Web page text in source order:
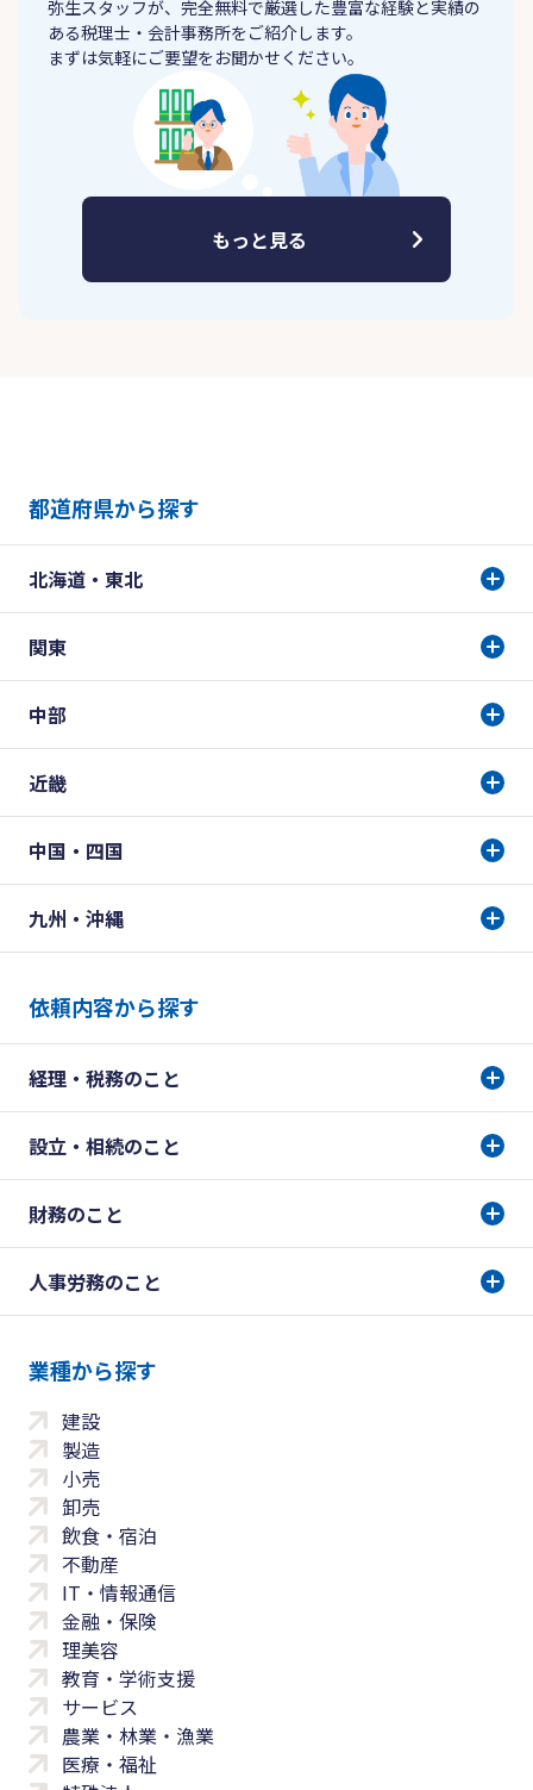
弥生スタッフが、完全無料で厳選した豊富な経験と実績の
ある税理士・会計事務所をご紹介します。
まずは気軽にご要望をお聞かせください。
もっと見る
都道府県から探す
北海道・東北
関東
中部
近畿
中国・四国
九州・沖縄
依頼内容から探す
経理・税務のこと
設立・相続のこと
財務のこと
人事労務のこと
業種から探す
建設
製造
小売
卸売
飲食・宿泊
不動産
IT・情報通信
金融・保険
理美容
教育・学術支援
サービス
農業・林業・漁業
医療・福祉